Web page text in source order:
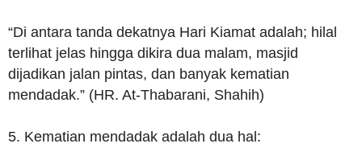
“Di antara tanda dekatnya Hari Kiamat adalah; hilal
terlihat jelas hingga dikira dua malam, masjid
dijadikan jalan pintas, dan banyak kematian
mendadak.” (HR. At-Thabarani, Shahih)
5. Kematian mendadak adalah dua hal: